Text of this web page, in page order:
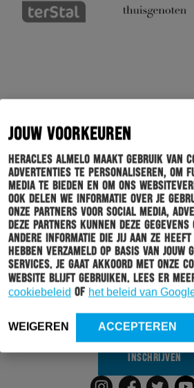
JOUW VOORKEUREN
Heracles Almelo maakt gebruik van
advertenties te personaliseren, om
media te bieden en om ons
Ook delen we informatie over je
onze partners voor social media,
Deze partners kunnen deze
andere informatie die jij aan ze
hebben verzameld op basis van jouw
services. Je gaat akkoord met onze
website blijft gebruiken. Lees er
cookiebeleid of het beleid van
WEIGEREN ACCEPTEREN
Schrijf je in voor onze
Wil jij altijd en overal op de hoogte
van al het clubnieuws? Schrijf
nieuwsbrief van Heracles Almelo.
sturen wij alleen nieuws wat
INSCHRIJVEN